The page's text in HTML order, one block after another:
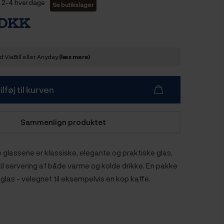
2-4 hverdage Se butikslager
ViaBill eller Anyday(læs mere)
til kurven
Sammenlign produktet
glassene er klassiske, elegante og praktiske glas,
servering af både varme og kolde drikke. En pakke
- velegnet til eksempelvis en kop kaffe.